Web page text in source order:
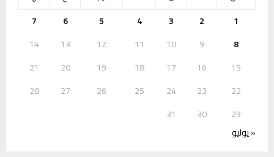
1
2
3
4
5
6
7
8
9
10
11
12
13
14
15
16
17
18
19
20
21
22
23
24
25
26
27
28
29
30
31
« يوليو